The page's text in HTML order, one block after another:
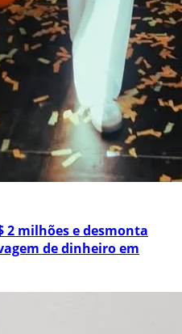
2 milhões e desmonta
de dinheiro em